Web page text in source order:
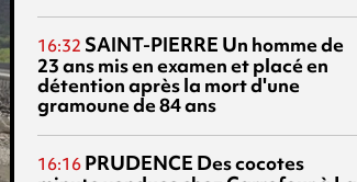
16:32 SAINT-PIERRE Un homme de
23 ans mis en examen et placé en
détention après la mort d'une
gramoune de 84 ans
16:16 PRUDENCE Des cocotes